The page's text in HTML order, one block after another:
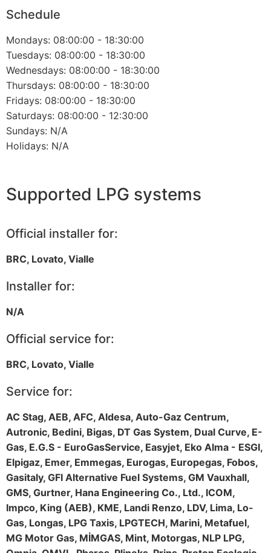
Schedule
Mondays: 08:00:00 - 18:30:00
Tuesdays: 08:00:00 - 18:30:00
Wednesdays: 08:00:00 - 18:30:00
Thursdays: 08:00:00 - 18:30:00
Fridays: 08:00:00 - 18:30:00
Saturdays: 08:00:00 - 12:30:00
Sundays: N/A
Holidays: N/A
Supported LPG systems
Official installer for:
BRC, Lovato, Vialle
Installer for:
N/A
Official service for:
BRC, Lovato, Vialle
Service for:
AC Stag, AEB, AFC, Aldesa, Auto-Gaz Centrum,
Autronic, Bedini, Bigas, DT Gas System, Dual Curve, E-
Gas, E.G.S - EuroGasService, Easyjet, Eko Alma - ESGI,
Elpigaz, Emer, Emmegas, Eurogas, Europegas, Fobos,
Gasitaly, GFI Alternative Fuel Systems, GM Vauxhall,
GMS, Gurtner, Hana Engineering Co., Ltd., ICOM,
Impco, King (AEB), KME, Landi Renzo, LDV, Lima, Lo-
Gas, Longas, LPG Taxis, LPGTECH, Marini, Metafuel,
MG Motor Gas, MİMGAS, Mint, Motorgas, NLP LPG,